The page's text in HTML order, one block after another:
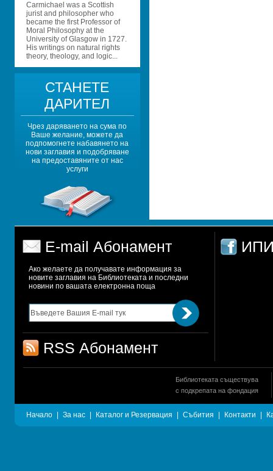
Carmichael was a Scottish
jurist and philosopher who
became the first Professor of
Moral Philosophy at the
University of Glasgow in 1727.
His writings on natural rights
theory, theology, and logic...
СТАНЕТЕ
ДАРИТЕЛ
Чрез даряването на сума по
Ваше желание, можете да
подпомогнете набавянето на
нови заглавия и подобряване
на предоставяните от нас
услуги
E-mail Абонамент
Ако желаете да получавате информация за
новите заглавия на Библиотеката и последни
новини по вашата електронна поща
RSS Абонамент
ИПИ
Библиотеката съществува
с подкрепата на фондация
Начало За нас Каталог и Резервация Събития Контакти